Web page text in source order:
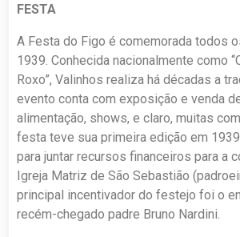
FESTA
A Festa do Figo é comemorada todos
1939. Conhecida nacionalmente como
Roxo”, Valinhos realiza há décadas a
evento conta com exposição e venda
alimentação, shows, e claro, muitas
festa teve sua primeira edição em
para juntar recursos financeiros para a
Igreja Matriz de São Sebastião
principal incentivador do festejo foi o
recém-chegado padre Bruno Nardini.